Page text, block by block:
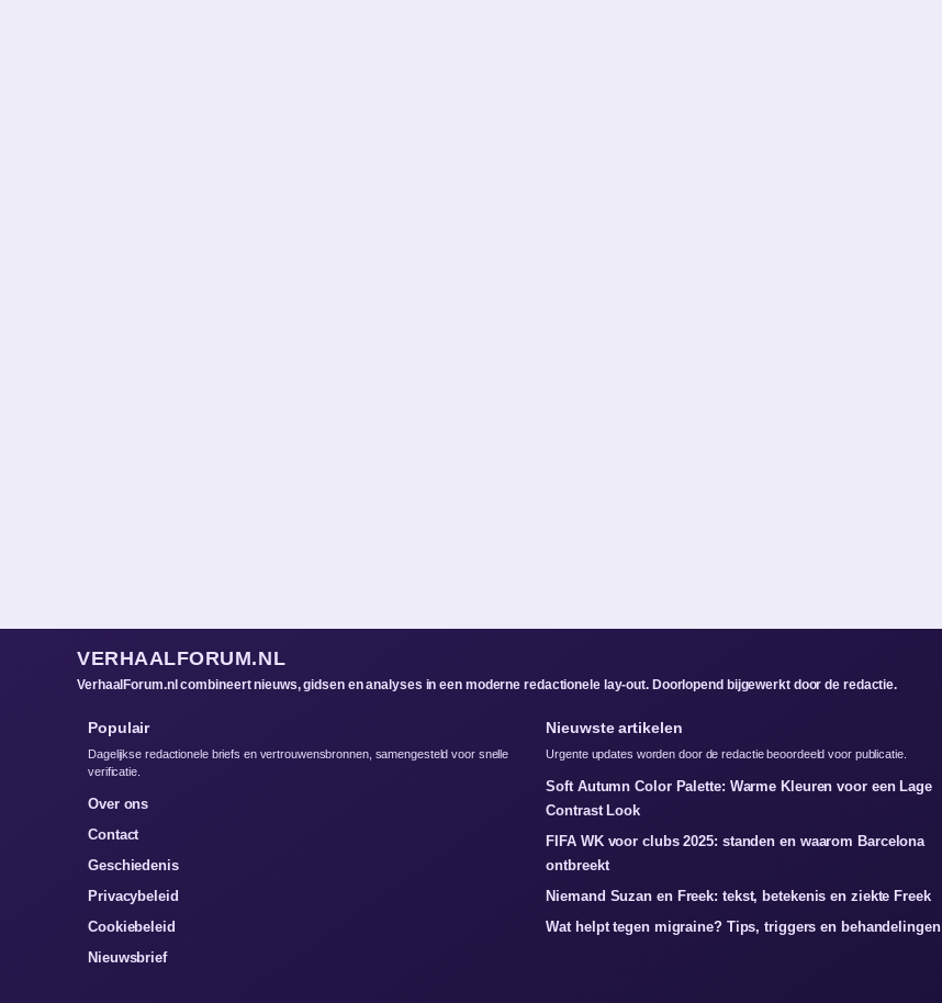
VERHAALFORUM.NL
Populair
Dagelijkse redactionele briefs en vertrouwensbronnen, samengesteld voor snelle
Nieuwste artikelen
Soft Autumn Color Palette: Warme Kleuren voor een Lage
FIFA WK voor clubs 2025: standen en waarom Barcelona